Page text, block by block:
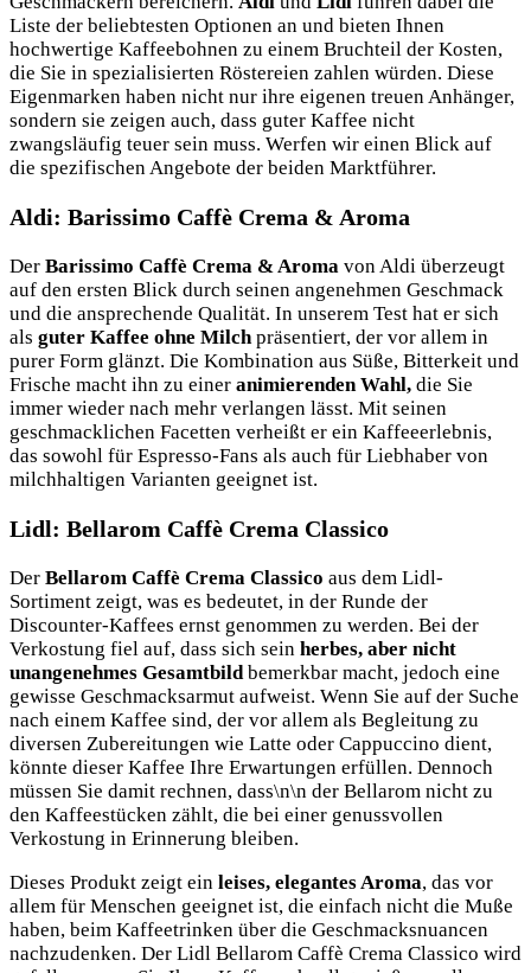
Liste der beliebtesten Optionen an und bieten Ihnen
hochwertige Kaffeebohnen zu einem Bruchteil der Kosten,
die Sie in spezialisierten Röstereien zahlen würden. Diese
Eigenmarken haben nicht nur ihre eigenen treuen Anhänger,
sondern sie zeigen auch, dass guter Kaffee nicht
zwangsläufig teuer sein muss. Werfen wir einen Blick auf
die spezifischen Angebote der beiden Marktführer.
Aldi: Barissimo Caffè Crema & Aroma
Der Barissimo Caffè Crema & Aroma von Aldi überzeugt
auf den ersten Blick durch seinen angenehmen Geschmack
und die ansprechende Qualität. In unserem Test hat er sich
als guter Kaffee ohne Milchpräsentiert, der vor allem in
purer Form glänzt. Die Kombination aus Süße, Bitterkeit und
Frische macht ihn zu einer animierenden Wahl, die Sie
immer wieder nach mehr verlangen lässt. Mit seinen
geschmacklichen Facetten verheißt er ein Kaffeeerlebnis,
das sowohl für Espresso-Fans als auch für Liebhaber von
milchhaltigen Varianten geeignet ist.
Lidl: Bellarom Caffè Crema Classico
Der Bellarom Caffè Crema Classico aus dem Lidl-
Sortiment zeigt, was es bedeutet, in der Runde der
Discounter-Kaffees ernst genommen zu werden. Bei der
Verkostung fiel auf, dass sich sein herbes, aber nicht
unangenehmes Gesamtbildbemerkbar macht, jedoch eine
gewisse Geschmacksarmut aufweist. Wenn Sie auf der Suche
nach einem Kaffee sind, der vor allem als Begleitung zu
diversen Zubereitungen wie Latte oder Cappuccino dient,
könnte dieser Kaffee Ihre Erwartungen erfüllen. Dennoch
müssen Sie damit rechnen, dass\n\n der Bellarom nicht zu
den Kaffeestücken zählt, die bei einer genussvollen
Verkostung in Erinnerung bleiben.
Dieses Produkt zeigt ein leises, elegantes Aroma, das vor
allem für Menschen geeignet ist, die einfach nicht die Muße
haben, beim Kaffeetrinken über die Geschmacksnuancen
nachzudenken. Der Lidl Bellarom Caffè Crema Classico wird